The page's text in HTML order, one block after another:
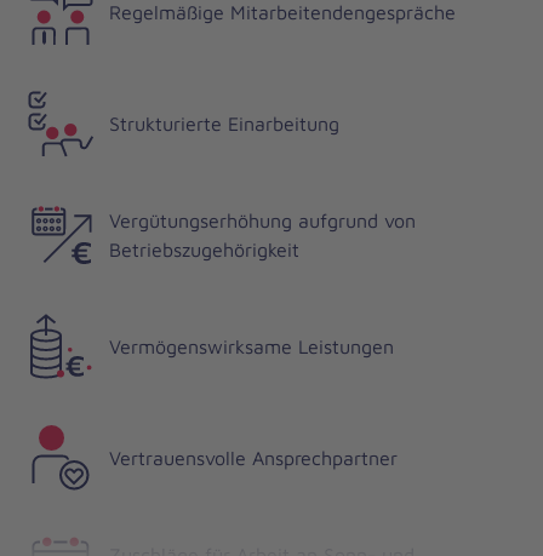
Regelmäßige Mitarbeitendengespräche
Strukturierte Einarbeitung
Vergütungserhöhung aufgrund von
Betriebszugehörigkeit
Vermögenswirksame Leistungen
Vertrauensvolle Ansprechpartner